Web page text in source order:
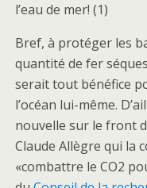
l’eau de mer! (1)
Bref, à protéger les
quantité de fer
serait tout bénéfice
l’océan lui-même.
nouvelle sur le front
Claude Allègre qui la
«combattre le CO2